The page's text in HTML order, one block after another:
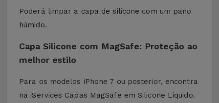
Poderá limpar a capa de silicone com um pano
húmido.
Capa Silicone com MagSafe: Proteção ao
melhor estilo
Para os modelos iPhone 7 ou posterior, encontra
na iServices Capas MagSafe em Silicone Líquido.